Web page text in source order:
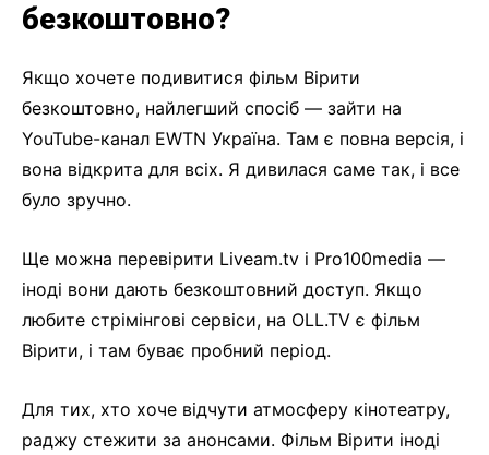
безкоштовно?
Якщо хочете подивитися фільм Вірити
безкоштовно, найлегший спосіб — зайти на
YouTube-канал EWTN Україна. Там є повна версія, і
вона відкрита для всіх. Я дивилася саме так, і все
було зручно.
Ще можна перевірити Liveam.tv і Pro100media —
іноді вони дають безкоштовний доступ. Якщо
любите стрімінгові сервіси, на OLL.TV є фільм
Вірити, і там буває пробний період.
Для тих, хто хоче відчути атмосферу кінотеатру,
раджу стежити за анонсами. Фільм Вірити іноді